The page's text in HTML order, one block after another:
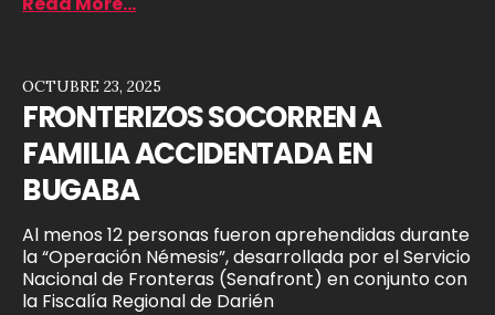
FRONTERIZOS SOCORREN A
FAMILIA ACCIDENTADA EN
BUGABA
Al menos 12 personas fueron aprehendidas durante
la “Operación Némesis”, desarrollada por el Servicio
Nacional de Fronteras (Senafront) en conjunto con
la Fiscalía Regional de Darién
OCTUBRE 23, 2025